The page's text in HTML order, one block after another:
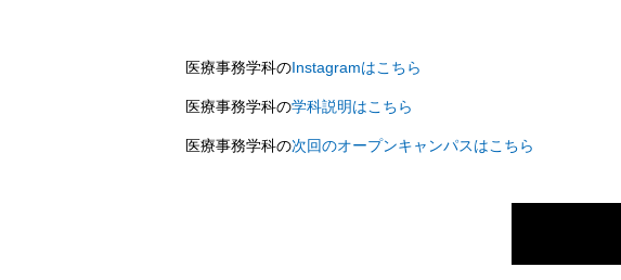
医療事務学科のInstagramはこちら
医療事務学科の学科説明はこちら
医療事務学科の次回のオープンキャンパスはこちら